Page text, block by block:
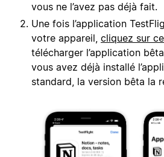
vous ne l’avez pas déjà fait.
Une fois l’application
votre appareil, cliquez sur
télécharger l’application
vous avez déjà installé
standard, la version bêta la